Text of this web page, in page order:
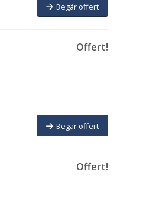
Begär offert
Offert!
Begär offert
Offert!